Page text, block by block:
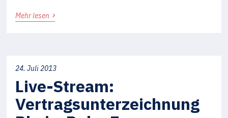
Mehr lesen ›
24. Juli 2013
Live-Stream:
Vertragsunterzeichnung